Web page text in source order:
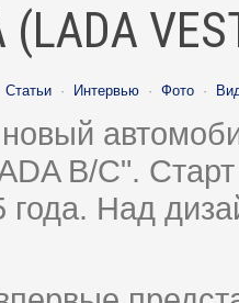
Статьи · Интервью · Фото ·
B/C".
года. Над